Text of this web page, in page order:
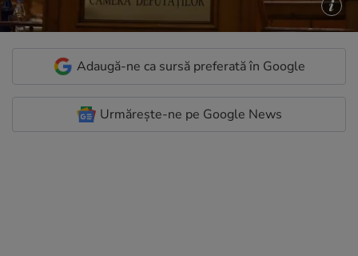
Adaugă-ne ca sursă preferată în Google
Urmărește-ne pe Google News